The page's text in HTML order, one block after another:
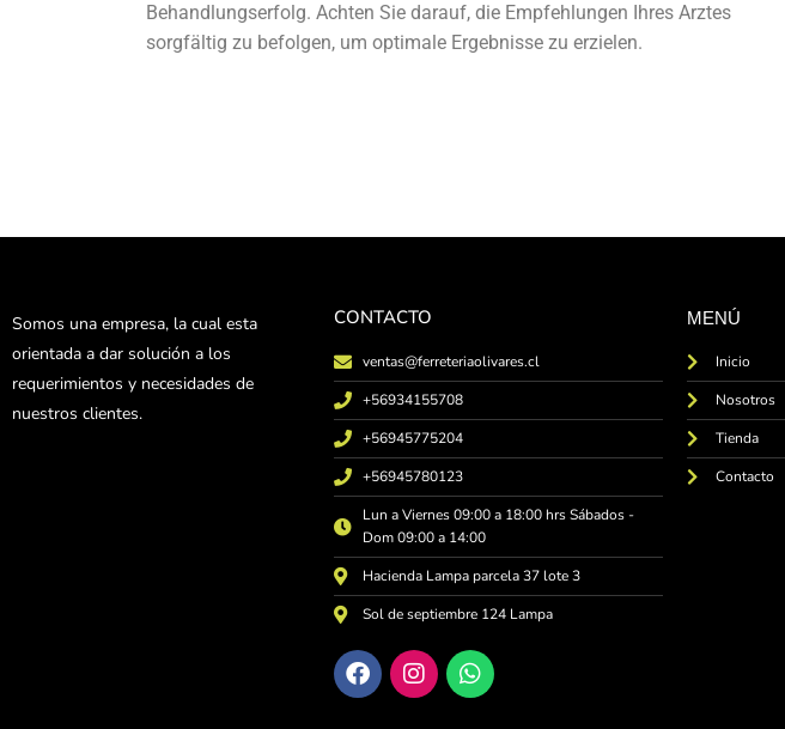
Behandlungserfolg. Achten Sie darauf, die Empfehlungen Ihres Arztes
sorgfältig zu befolgen, um optimale Ergebnisse zu erzielen.
Somos una empresa, la cual esta
orientada a dar solución a los
requerimientos y necesidades de
nuestros clientes.
CONTACTO
ventas@ferreteriaolivares.cl
+56934155708
+56945775204
+56945780123
Lun a Viernes 09:00 a 18:00 hrs Sábados -
Dom 09:00 a 14:00
Hacienda Lampa parcela 37 lote 3
Sol de septiembre 124 Lampa
MENÚ
Inicio
Nosotros
Tienda
Contacto